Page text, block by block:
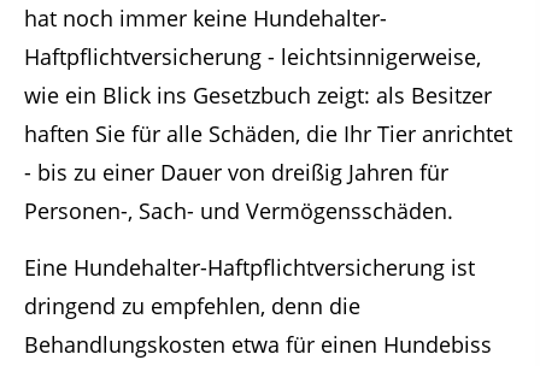
hat noch immer keine Hundehalter-
Haftpflichtversicherung - leichtsinnigerweise,
wie ein Blick ins Gesetzbuch zeigt: als Besitzer
haften Sie für alle Schäden, die Ihr Tier anrichtet
- bis zu einer Dauer von dreißig Jahren für
Personen-, Sach- und Vermögensschäden.
Eine Hundehalter-Haftpflichtversicherung ist
dringend zu empfehlen, denn die
Behandlungskosten etwa für einen Hundebiss